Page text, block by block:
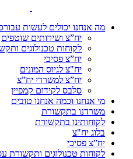
מה אנחנו יכולים לעשות
יח”צ ושירותים שוטפים
לקוחות טכנולוגים
יח”צ פסיכי
יח"צ לגיוס המונים
יח”צ למשרדי יח”צ
סלבס לקידום קמפיין
מי אנחנו וכמה אנחנו טובים
משרדנו בתקשורת
לקוחותינו בתקשורת
בלוג יח"צ
יח”צ פסיכי
לקוחות טכנולוגים ותקשורת